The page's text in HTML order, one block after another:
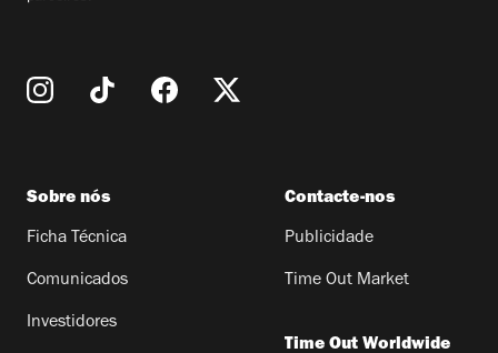
Sobre nós
Ficha Técnica
Comunicados
Investidores
Contacte-nos
Publicidade
Time Out Market
Time Out Worldwide